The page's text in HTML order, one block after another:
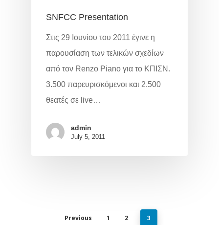
SNFCC Presentation
Στις 29 Ιουνίου του 2011 έγινε η
παρουσίαση των τελικών σχεδίων
από τον Renzo Piano για το ΚΠΙΣΝ.
3.500 παρευρισκόμενοι και 2.500
θεατές σε live…
admin
July 5, 2011
Previous 1 2 3